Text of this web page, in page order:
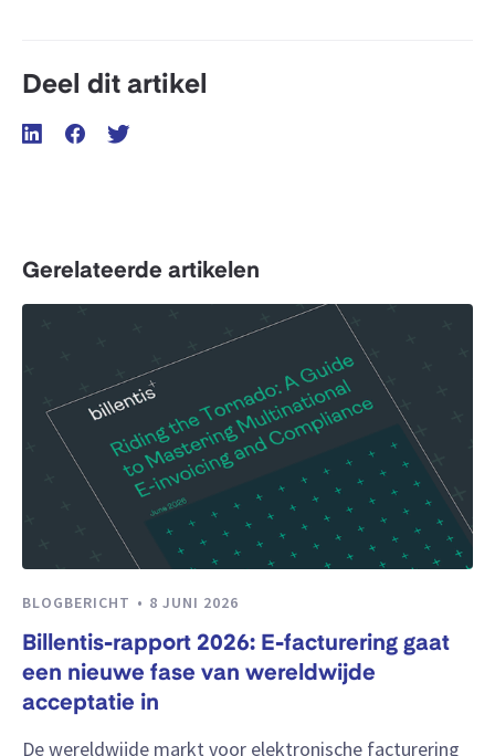
Deel dit artikel
Gerelateerde artikelen
BLOGBERICHT 8 JUNI 2026
Billentis-rapport 2026: E-facturering gaat
een nieuwe fase van wereldwijde
acceptatie in
De wereldwijde markt voor elektronische facturering